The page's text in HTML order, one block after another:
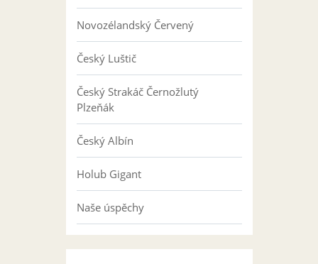
Novozélandský Červený
Český Luštič
Český Strakáč Černožlutý
Plzeňák
Český Albín
Holub Gigant
Naše úspěchy